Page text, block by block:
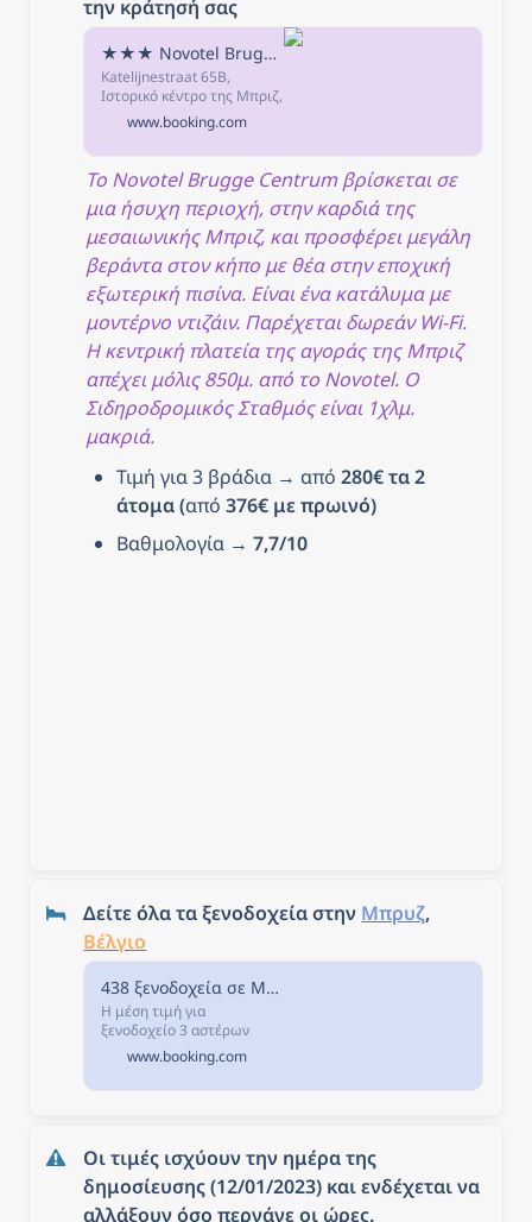
την κράτησή σας
★★★ Novotel Brugge Centrum, Μπριζ, Βέλγιο
Katelijnestraat 65B,
Ιστορικό κέντρο της Μπριζ,
8000 Μπριζ, Βέλγιο -
Εξαιρετική τοποθεσία -
βαθμολογήθηκε με 9,2/10!
(βαθμολογία από 2660
σχόλια) Βαθμολογήθηκε
από επισκέπτες, μετά από
τη διαμονή τους στο
Novotel Brugge Centrum.
www.booking.com
Το Novotel Brugge Centrum βρίσκεται σε
μια ήσυχη περιοχή, στην καρδιά της
μεσαιωνικής Μπριζ, και προσφέρει μεγάλη
βεράντα στον κήπο με θέα στην εποχική
εξωτερική πισίνα. Είναι ένα κατάλυμα με
μοντέρνο ντιζάιν. Παρέχεται δωρεάν Wi-Fi.
Η κεντρική πλατεία της αγοράς της Μπριζ
απέχει μόλις 850μ. από το Novotel. Ο
Σιδηροδρομικός Σταθμός είναι 1χλμ.
μακριά.
Τιμή για 3 βράδια → από 280€ τα 2
άτομα (από 376€ με πρωινό)
Βαθμολογία → 7,7/10
Δείτε όλα τα ξενοδοχεία στην Μπρυζ
Βέλγιο
438 ξενοδοχεία σε Μπριζ, Βέλγιο.
Η μέση τιμή για
ξενοδοχείο 3 αστέρων
στην Μπριζ απόψε, είναι €
205,47 το βράδυ. Αν
επιλέξετε να μείνετε σε
ξενοδοχείο 5 αστέρων
στην Μπριζ κοστίζει
περίπου € 500 (βάσει των
www.booking.com
Οι τιμές ισχύουν την ημέρα της
δημοσίευσης (12/01/2023) και ενδέχεται να
αλλάξουν όσο περνάνε οι ώρες.